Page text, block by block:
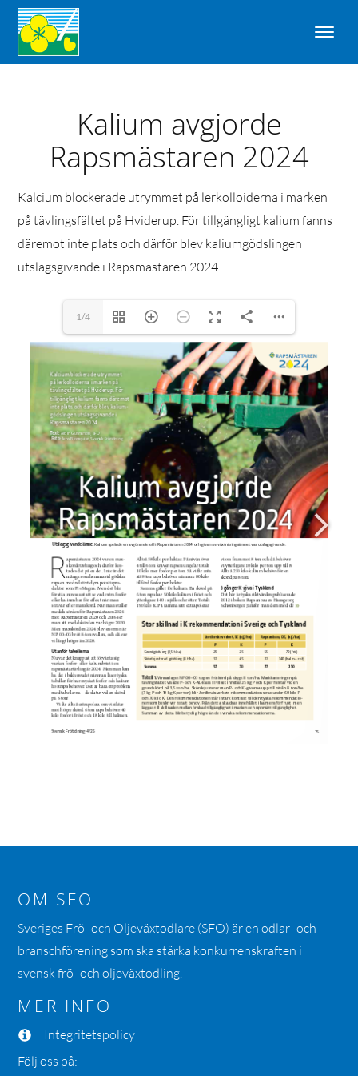
Kalium avgjorde
Rapsmästaren 2024
Kalcium blockerade utrymmet på lerkolloiderna i marken
på tävlingsfältet på Hviderup. För tillgängligt kalium fanns
däremot inte plats och därför blev kaliumgödslingen
utslagsgivande i Rapsmästaren 2024.
1/4
OM SFO
Sveriges Frö- och Oljeväxtodlare (SFO) är en odlar- och
branschförening som ska stärka konkurrenskraften i
svensk frö- och oljeväxtodling.
MER INFO
Integritetspolicy
Följ oss på: